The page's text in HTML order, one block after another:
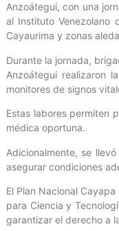
Anzoátegui, con una
al Instituto Venezolano
Cayaurima y zonas
Durante la jornada,
Anzoátegui realizaron
monitores de signos
Estas labores permiten
médica oportuna.
Adicionalmente, se
asegurar condiciones
El Plan Nacional
para Ciencia y
garantizar el derecho a